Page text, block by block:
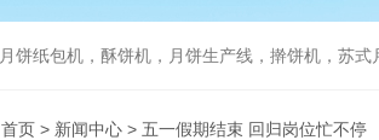
月饼纸包机，酥饼机，月饼生产线，擀饼机，苏式月饼机，
首页 > 新闻中心 > 五一假期结束 回归岗位忙不停